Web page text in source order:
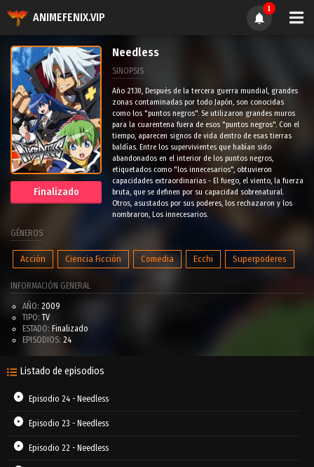
ANIMEFENIX.VIP
1
Finalizado
Needless
SINOPSIS
Año 2130, Después de la tercera guerra mundial, grandes
zonas contaminadas por todo Japón, son conocidas
como los "puntos negros". Se utilizaron grandes muros
para la cuarentena fuera de esos "puntos negros". Con el
tiempo, aparecen signos de vida dentro de esas tierras
baldías. Entre los supervivientes que habían sido
abandonados en el interior de los puntos negros,
etiquetados como "los innecesarios", obtuvieron
capacidades extraordinarias - El fuego, el viento, la fuerza
bruta, que se definen por su capacidad sobrenatural.
Otros, asustados por sus poderes, los rechazaron y los
nombraron, Los innecesarios.
GÉNEROS
Acción Ciencia Ficción Comedia Ecchi Superpoderes
INFORMACIÓN GENERAL
AÑO: 2009
TIPO: TV
ESTADO: Finalizado
EPISODIOS: 24
Listado de episodios
Episodio 24 - Needless
Episodio 23 - Needless
Episodio 22 - Needless